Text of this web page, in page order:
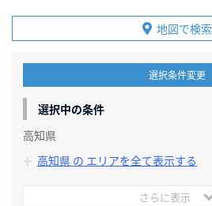
地図で検索
選択条件変更
選択中の条件
高知県
高知県 の エリアを全て表示する
さらに表示